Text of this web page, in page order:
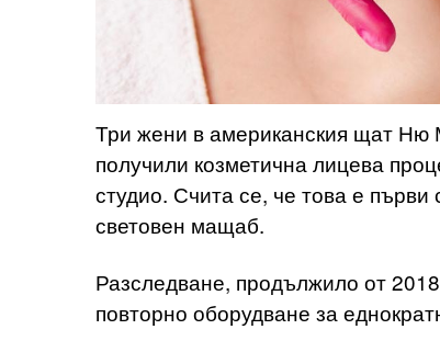
Три жени в американския щат Ню
получили козметична лицева
студио. Счита се, че това е
световен мащаб.
Разследване, продължило от
повторно оборудване за